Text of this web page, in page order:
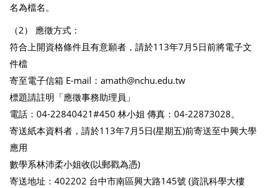
名為檔名。
（2） 應徵方式：
符合上開資格條件且有意願者，請於113年7月5日前將電子文
件檔
寄至電子信箱 E-mail：amath@nchu.edu.tw
標題請註明「應徵事務助理員」
電話：04-22840421#450 林小姐 傳真：04-22873028。
寄送紙本資料者，請於113年7月5日(星期五)前寄送至中興大學
應用
數學系林沛柔小姐收(以郵戳為憑)
寄送地址：402202 台中市南區興大路145號 (資訊科學大樓